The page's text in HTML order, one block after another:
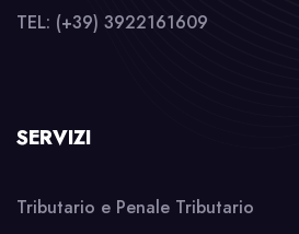
TEL: (+39) 3922161609
SERVIZI
Tributario e Penale Tributario